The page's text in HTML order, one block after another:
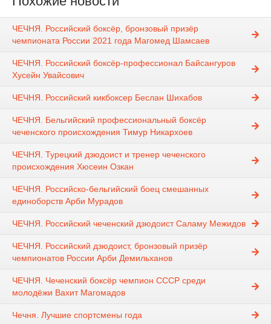
ЧЕЧНЯ. Российский боксёр, бронзовый призёр
чемпионата России 2021 года Магомед Шамсаев
ЧЕЧНЯ. Российский боксёр-профессионал Байсангуров
Хусейн Увайсович
ЧЕЧНЯ. Российский кикбоксер Беслан Шихабов
ЧЕЧНЯ. Бельгийский профессиональный боксёр
чеченского происхождения Тимур Никархоев
ЧЕЧНЯ. Турецкий дзюдоист и тренер чеченского
происхождения Хюсеин Озкан
ЧЕЧНЯ. Российско-бельгийский боец смешанных
единоборств Арби Мурадов
ЧЕЧНЯ. Российский чеченский дзюдоист Саламу Межидов
ЧЕЧНЯ. Российский дзюдоист, бронзовый призёр
чемпионатов России Арби Демильханов
ЧЕЧНЯ. Чеченский боксёр чемпион СССР среди
молодёжи Вахит Магомадов
Чечня. Лучшие спортсмены года